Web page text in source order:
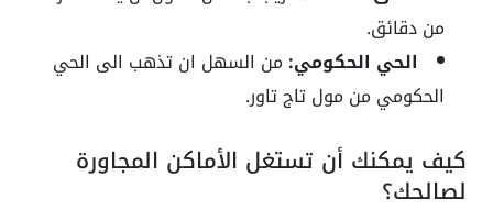
من دقائق.
الحي الحكومي: من السهل ان تذهب الى الحي
الحكومي من مول تاج تاور.
كيف يمكنك أن تستغل الأماكن المجاورة
لصالحك؟